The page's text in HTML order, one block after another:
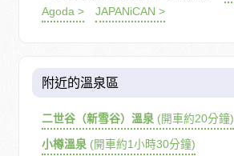
Agoda >
JAPANiCAN >
附近的溫泉區
二世谷（新雪谷）溫泉 (開車約20分鐘)
小樽溫泉 (開車約1小時30分鐘)